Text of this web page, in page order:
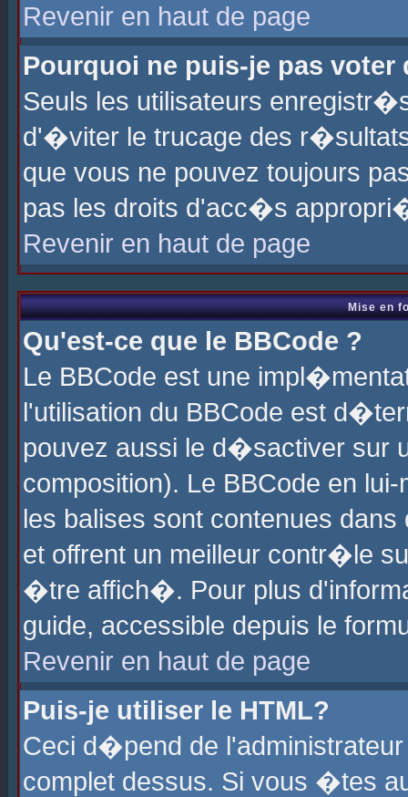
Revenir en haut de page
Pourquoi ne puis-je pas voter
Seuls les utilisateurs
d'�viter le trucage des
que vous ne pouvez toujours
pas les droits d'acc�s
Revenir en haut de page
Mise en
Qu'est-ce que le BBCode ?
Le BBCode est une
l'utilisation du BBCode est
pouvez aussi le d�sactiver sur
composition). Le BBCode en
les balises sont contenues
et offrent un meilleur contr�le
�tre affich�. Pour plus
guide, accessible depuis le
Revenir en haut de page
Puis-je utiliser le HTML?
Ceci d�pend de
complet dessus. Si vous �tes